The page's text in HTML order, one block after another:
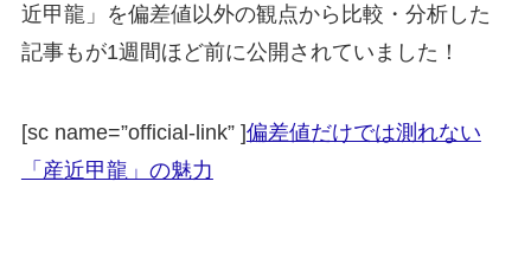
近甲龍」を偏差値以外の観点から比較・分析した
記事もが1週間ほど前に公開されていました！
[sc name=”official-link” ]偏差値だけでは測れない
「産近甲龍」の魅力